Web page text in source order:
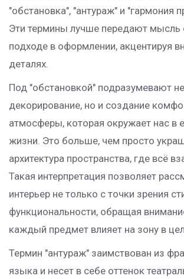
"обстановка", "антураж" и "гармония
Эти термины лучше передают мысль
подходе в оформлении, акцентируя
деталях.
Под "обстановкой" подразумевают
декорирование, но и создание
атмосферы, которая окружает нас в
жизни. Это больше, чем просто
архитектура пространства, где всё
Такая интерпретация позволяет
интерьер не только с точки зрения
функциональности, обращая
каждый предмет влияет на зону в
Термин "антураж" заимствован из
языка и несет в себе оттенок